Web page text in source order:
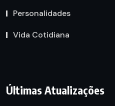
Personalidades
Vida Cotidiana
Últimas Atualizações